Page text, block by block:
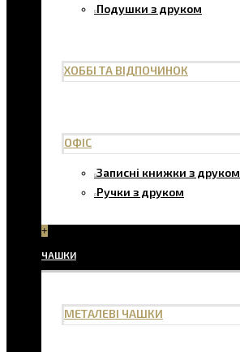
Подушки з друком
ХОББІ ТА ВІДПОЧИНОК
ОФІС
Записні книжки з друком
Ручки з друком
+
ЧАШКИ
МЕТАЛЕВІ ЧАШКИ